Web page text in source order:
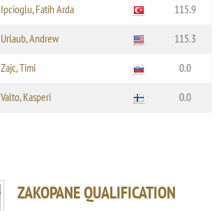
Ipcioglu, Fatih Arda 115.9
Urlaub, Andrew 115.3
Zajc, Timi 0.0
Valto, Kasperi 0.0
ZAKOPANE QUALIFICATION